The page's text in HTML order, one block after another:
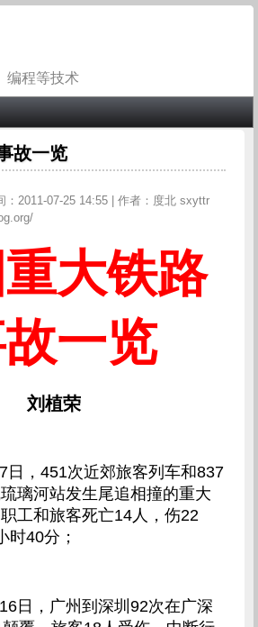
编程等技术
故一览
：2011-07-25 14:55 | 作者：度北 sxyttr
大铁路
一览
刘植荣
日，451次近郊旅客列车和837
璃河站发生尾追相撞的重大
工和旅客死亡14人，伤22
时40分；
日，广州到深圳92次在广深